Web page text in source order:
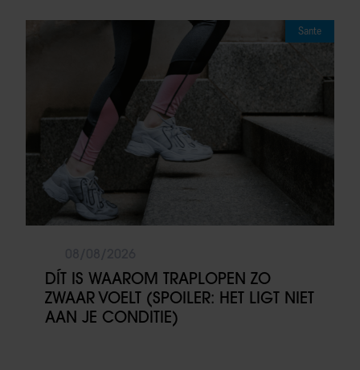
Sante
DÍT IS WAAROM TRAPLOPEN ZO
ZWAAR VOELT (SPOILER: HET LIGT NIET
AAN JE CONDITIE)